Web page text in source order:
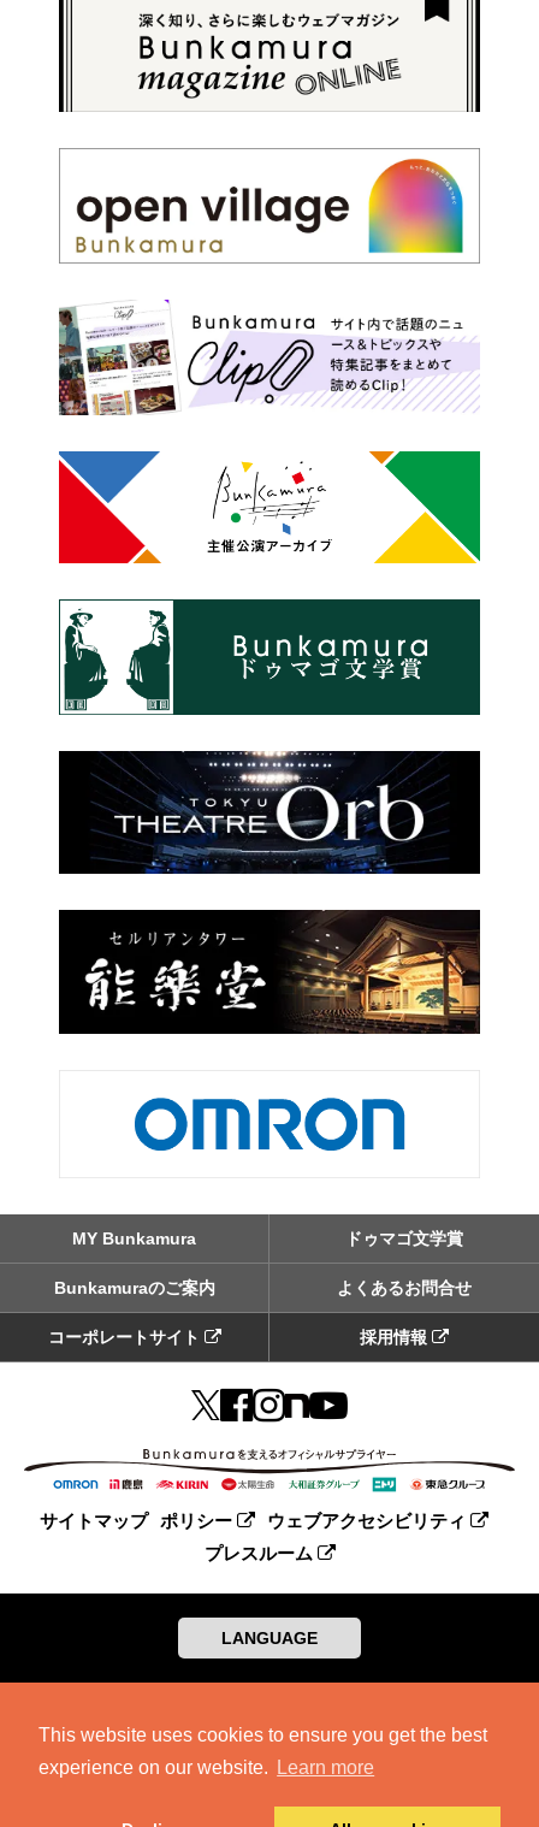
This website uses cookies to ensure you get the best
experience on our website.
Learn more
MY Bunkamura ドゥマゴ文学賞
Bunkamuraのご案内 よくあるお問合せ
コーポレートサイト 採用情報
サイトマップ ポリシー
ウェブアクセシビリティ
プレスルーム
LANGUAGE